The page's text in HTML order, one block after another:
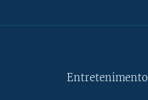
Entretenimento